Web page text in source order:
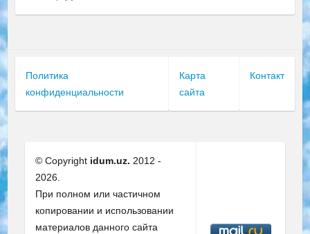
Политика
конфиденциальности
Карта
сайта
Контакт
© Copyright idum.uz. 2012 -
2026.
При полном или частичном
копировании и использовании
материалов данного сайта